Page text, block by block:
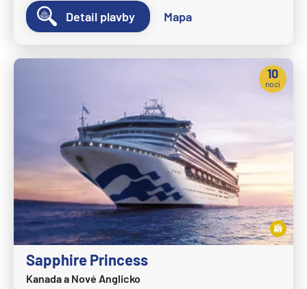
Detail plavby Mapa
Sapphire Princess
Kanada a Nové Anglicko
10
nocí